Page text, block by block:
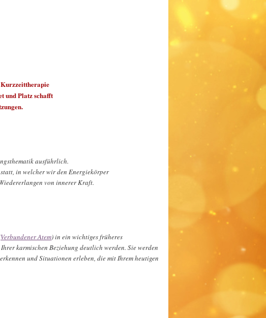
und Platz schafft
ausführlich.
in welcher wir den Energiekörper
von innerer Kraft.
Verbundener Atem) in ein wichtiges früheres
karmischen Beziehung deutlich werden. Sie werden
und Situationen erleben, die mit Ihrem heutigen